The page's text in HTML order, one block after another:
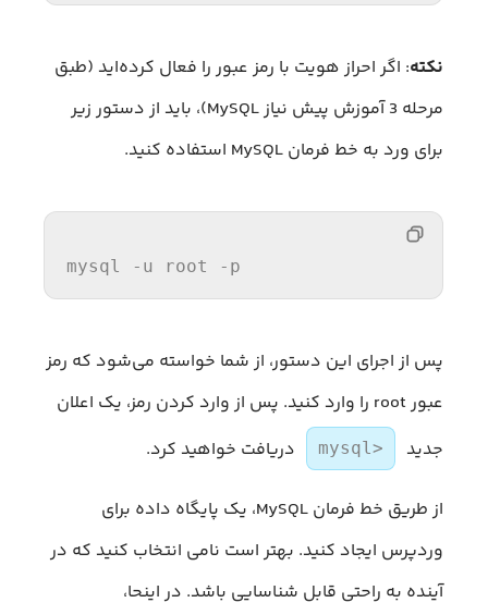
نکته: اگر احراز هویت با رمز عبور را فعال کرده‌اید (طبق
مرحله 3 آموزش پیش نیاز MySQL)، باید از دستور زیر
برای ورد به خط فرمان MySQL استفاده کنید.
mysql -u root - p
پس از اجرای این دستور، از شما خواسته می‌شود که رمز
عبور root را وارد کنید. پس از وارد کردن رمز، یک اعلان
جدید
mysql> دریافت خواهید کرد.
از طریق خط فرمان MySQL، یک پایگاه داده برای
وردپرس ایجاد کنید. بهتر است نامی انتخاب کنید که در
آینده به راحتی قابل شناسایی باشد. در اینحا،